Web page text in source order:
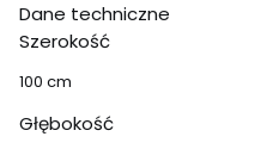
Dane techniczne
Szerokość
100 cm
Głębokość